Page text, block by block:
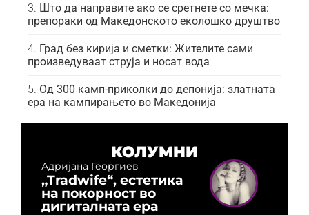
Што да направите ако се сретнете со мечка:
препораки од Македонското еколошко друштво
Град без кирија и сметки: Жителите сами
произведуваат струја и носат вода
Од 300 камп-приколки до депонија: златната
ера на кампирањето во Македонија
КОЛУМНИ
Адријана Георгиев
„Tradwife“, естетика
на покорност во
дигиталната ера